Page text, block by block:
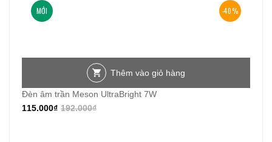
-40%
MỚI
Thêm vào giỏ hàng
Đèn âm trần Meson UltraBright 7W
192.000₫
115.000₫